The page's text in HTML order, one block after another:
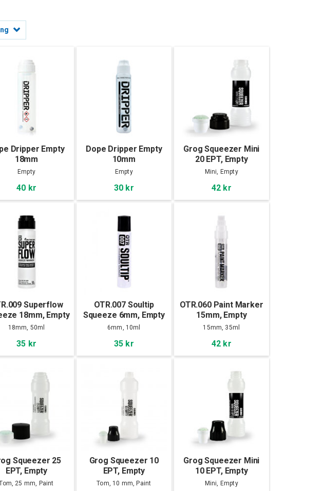
Dripper Empty
18mm
Empty
40 kr
Dope Dripper Empty
10mm
Empty
30 kr
Grog Squeezer Mini
20 EPT, Empty
Mini, Empty
42 kr
Superflow
18mm, Empty
18mm, 50ml
35 kr
OTR.007 Soultip
Squeeze 6mm, Empty
6mm, 10ml
35 kr
OTR.060 Paint Marker
15mm, Empty
15mm, 35ml
42 kr
Squeezer 25
EPT, Empty
25 mm, Paint
Grog Squeezer 10
EPT, Empty
Tom, 10 mm, Paint
Grog Squeezer Mini
10 EPT, Empty
Mini, Empty